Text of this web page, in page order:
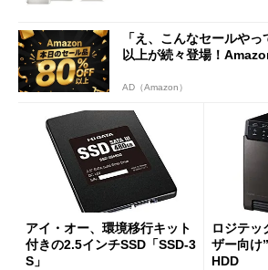
「え、こんなセールや
以上が続々登場！
AD（Amazon）
アイ・オー、環境移行キット
付きの2.5インチSSD「SSD-3
S」
ロジテッ
ザー向け
HDD